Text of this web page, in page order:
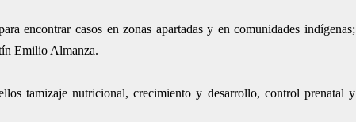
encontrar casos en zonas apartadas y en comunidades indígenas;
Emilio Almanza.
tamizaje nutricional, crecimiento y desarrollo, control prenatal y